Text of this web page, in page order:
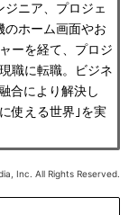
ニア、プロジェ
のホーム画面やお
ーを経て、プロジ
職に転職。ビジネ
合により解決し
使える世界｣を実
Inc. All Rights Reserved.